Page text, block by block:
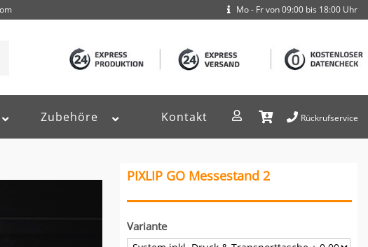
Mo - Fr von 09:00 bis 18:00 Uhr
Zubehöre Kontakt Rückrufservice
PIXLIP GO Messestand 2
Variante